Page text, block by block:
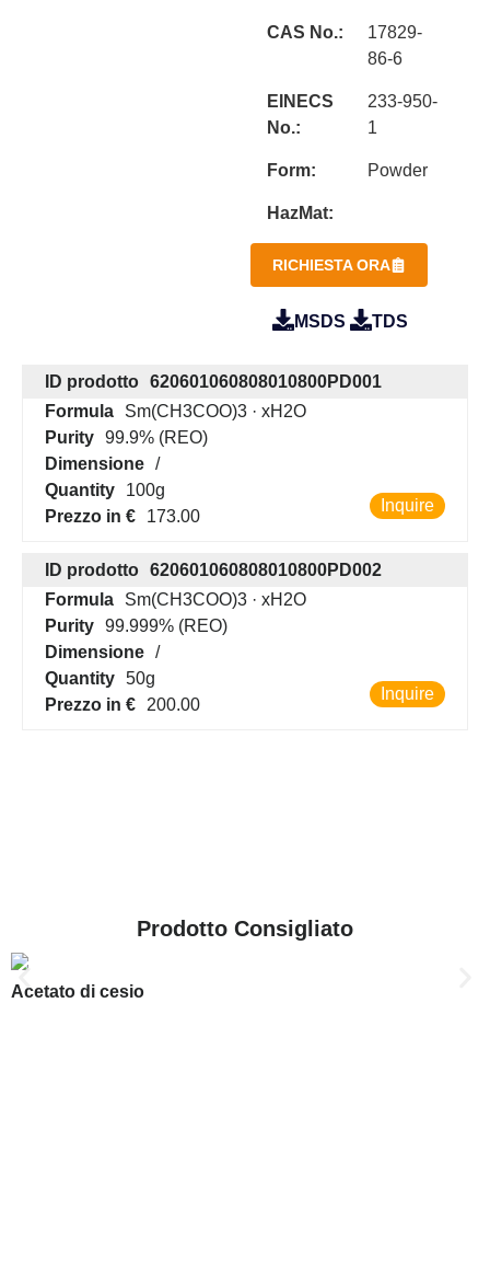
CAS No.:
17829-
86-6
EINECS
No.:
233-950-
1
Form: Powder
HazMat:
RICHIESTA ORA
MSDS TDS
ID prodotto 620601060808010800PD001
Formula
Sm(CH3COO)3 · xH2O
Purity 99.9% (REO)
Dimensione /
Quantity
100g
Prezzo in €
173.00
Inquire
ID prodotto 620601060808010800PD002
Formula
Sm(CH3COO)3 · xH2O
Purity 99.999% (REO)
Dimensione /
Quantity 50g
Prezzo in €
200.00
Inquire
Prodotto Consigliato
Acetato di cesio